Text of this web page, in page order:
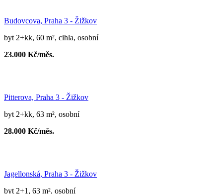
Budovcova, Praha 3 - Žižkov
byt 2+kk, 60 m², cihla, osobní
23.000 Kč/měs.
Pitterova, Praha 3 - Žižkov
byt 2+kk, 63 m², osobní
28.000 Kč/měs.
Jagellonská, Praha 3 - Žižkov
byt 2+1, 63 m², osobní